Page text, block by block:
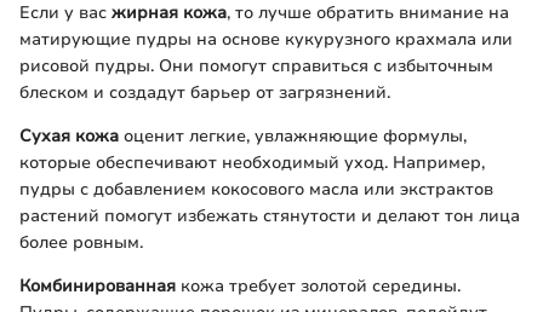
Если у вас жирная кожа, то лучше обратить внимание на
матирующие пудры на основе кукурузного крахмала или
рисовой пудры. Они помогут справиться с избыточным
блеском и создадут барьер от загрязнений.
Сухая кожа оценит легкие, увлажняющие формулы,
которые обеспечивают необходимый уход. Например,
пудры с добавлением кокосового масла или экстрактов
растений помогут избежать стянутости и делают тон лица
более ровным.
Комбинированная кожа требует золотой середины.